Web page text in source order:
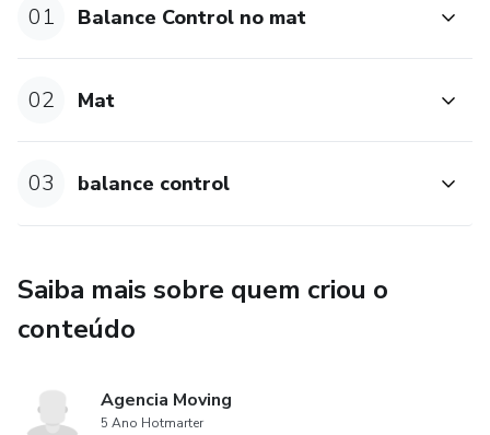
01 Balance Control no mat
02 Mat
03 balance control
Saiba mais sobre quem criou o
conteúdo
Agencia Moving
5 Ano Hotmarter